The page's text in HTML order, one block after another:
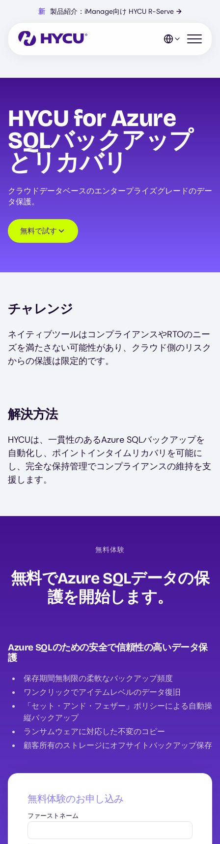
content
新 製品紹介：iManage向け HYCU R-Serve →
Open
HYCU for Azure
SQLバックアップ
とリカバリ
クラウドデータベースのエンタープライズグレードのデー
タ保護。
無料で試す
チャレンジ
ネイティブツールはコンプライアンスやRTOのニー
ズを満たさない可能性があり、クラウド側のリスク
からの保護は限定的です。
解決方法
HYCUは、一貫性のあるAzure SQLバックアップを
自動化し、ポイントインタイムリカバリを可能に
し、完全な保持管理でコンプライアンスの維持を支
援します。
無料体験
無料でAzure SQLデータの保
護を開始します。
Azure SQLのための安全で信頼性の高いデータ保
護
保存期間無制限の柔軟なバックアップ頻度
ワンクリックでアイテムレベルのデータ復旧
「セット・アンド・フェザー」ポリシーによる自動操
縦バックアップ
ランサムウェアに対応した不変のコピー
顧客所有のストレージにオフサイトバックアップ保存
無料体験のお申し込み
ファーストネーム